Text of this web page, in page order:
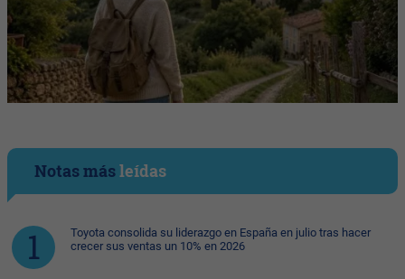
Notas másleídas
Toyota consolida su liderazgo en España en julio tras hacer
crecer sus ventas un 10% en 2026